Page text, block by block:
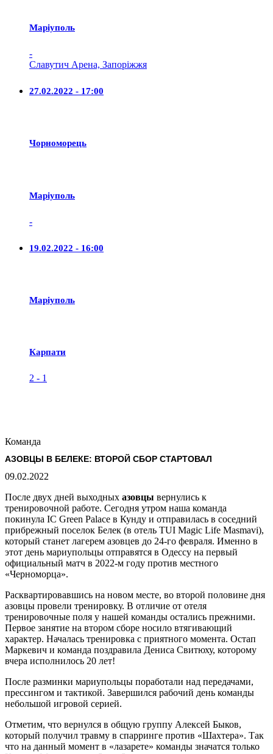
Маріуполь
-
Славутич Арена, Запоріжжя
27.02.2022 - 17:00
Чорноморець
Маріуполь
-
19.02.2022 - 16:00
Маріуполь
Карпати
2 - 1
Команда
АЗОВЦЫ В БЕЛЕКЕ: ВТОРОЙ СБОР СТАРТОВАЛ
09.02.2022
После двух дней выходных азовцы вернулись к
тренировочной работе. Сегодня утром наша команда
покинула IC Green Palace в Кунду и отправилась в соседний
прибрежный поселок Белек (в отель TUI Magic Life Masmavi),
который станет лагерем азовцев до 24-го февраля. Именно в
этот день мариупольцы отправятся в Одессу на первый
официальный матч в 2022-м году против местного
«Черноморца».
Расквартировавшись на новом месте, во второй половине дня
азовцы провели тренировку. В отличие от отеля
тренировочные поля у нашей команды остались прежними.
Первое занятие на втором сборе носило втягивающий
характер. Началась тренировка с приятного момента. Остап
Маркевич и команда поздравила Дениса Свитюху, которому
вчера исполнилось 20 лет!
После разминки мариупольцы поработали над передачами,
прессингом и тактикой. Завершился рабочий день команды
небольшой игровой серией.
Отметим, что вернулся в общую группу Алексей Быков,
который получил травму в спарринге против «Шахтера». Так
что на данный момент в «лазарете» команды значатся только